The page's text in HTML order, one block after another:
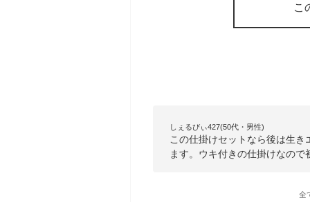
こ
しぇるびぃ427(50代・男性)
この仕掛けセットなら後は生
ます。ウキ付きの仕掛けなの
全